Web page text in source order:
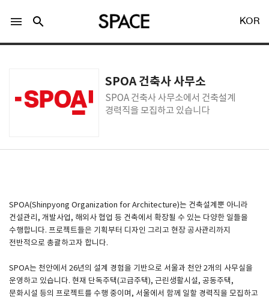
Naver 로그인
menu search KOR
SPOA 건축사 사무소
SPOA 건축사 사무소에서 건축설계
경력직을 모집하고 있습니다
SPOA(Shinpyong Organization for Architecture)는 건축설계뿐 아니라
건설관리, 개발사업, 해외사 협업 등 건축에서 확장될 수 있는 다양한 일들을
수행합니다. 프로젝트들은 기획부터 디자인 그리고 현장 공사관리까지
전반적으로 총괄하고자 합니다.
SPOA는 천안에서 26년의 설계 경험을 기반으로 서울과 천안 2개의 사무실을
운영하고 있습니다. 현재 단독주택(고급주택), 근린생활시설, 공동주택,
문화시설 등의 프로젝트를 수행 중이며, 서울에서 함께 일할 경력직을 모집하고